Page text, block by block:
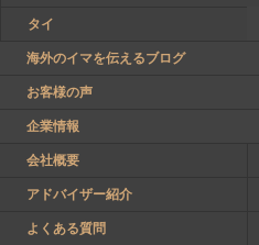
タイ
海外のイマを伝えるブログ
お客様の声
企業情報
会社概要
アドバイザー紹介
よくある質問